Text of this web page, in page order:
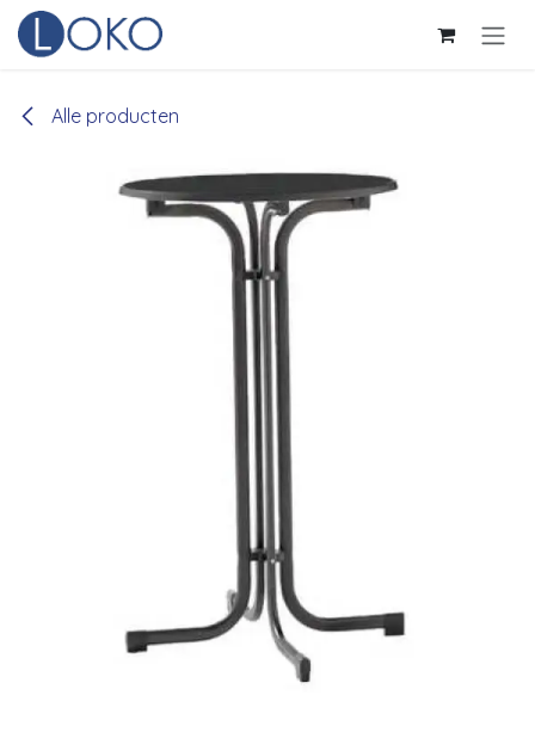
Overslaan naar inhoud
Alle producten